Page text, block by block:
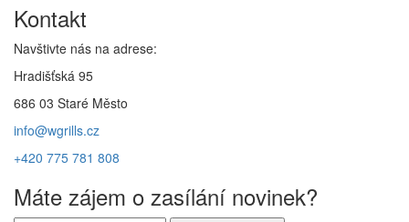
Kontakt
Navštivte nás na adrese:
Hradišťská 95
686 03 Staré Město
info@wgrills.cz
+420 775 781 808
Máte zájem o zasílání novinek?